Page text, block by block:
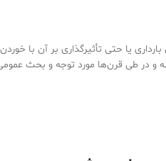
یا حتی تأثیرگذاری بر آن با
و در طی قرن‌ها مورد توجه و بحث